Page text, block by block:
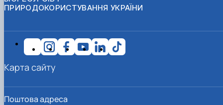
ПРИРОДОКОРИСТУВАННЯ УКРАЇНИ
Поштова адреса
Карта сайту